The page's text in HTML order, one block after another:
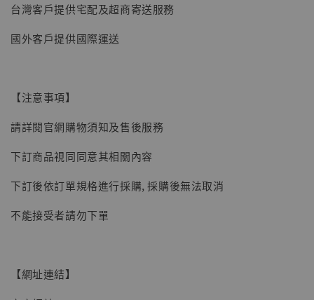
【現貨】BJSTUDIO 1/6系列可動蒐藏人偶 讓
NT$ 4,980
NT$ 5,300
台灣客戶提供宅配及超商寄送服務
國外客戶提供國際運送
【注意事項】
請詳閱官網購物須知及售後服務
下訂商品視同同意其相關內容
下訂後依訂單規格進行採購, 採購後無法取消
不能接受者請勿下單
【網址連結】